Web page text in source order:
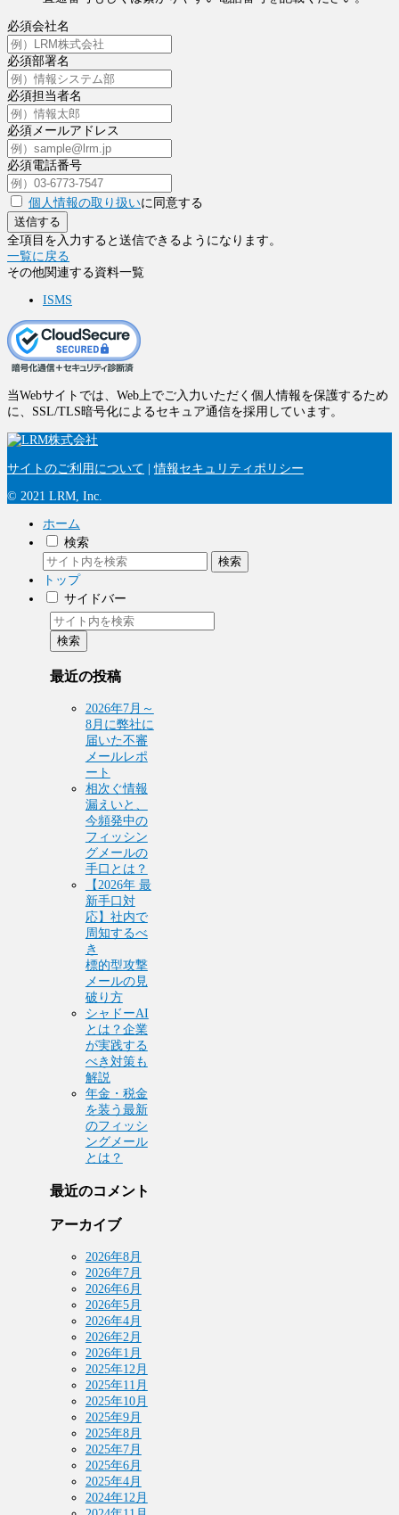
必須会社名
必須部署名
必須担当者名
必須 メールアドレス
必須電話番号
個人情報の取り扱いに同意する
送信する
全項目を入力すると送信できるようになります。
一覧に戻る
その他関連する資料一覧
ISMS
当Webサイトでは、Web上でご入力いただく個人情報を保護するため
に、SSL/TLS暗号化によるセキュア通信を採用しています。
サイトのご利用について |情報セキュリティポリシー
© 2021 LRM, Inc.
ホーム
検索
検索
トップ
サイドバー
検索
最近の投稿
2026年7月～
8月に弊社に
届いた不審
メールレポ
ート
相次ぐ情報
漏えいと、
今頻発中の
フィッシン
グメールの
手口とは？
【2026年 最
新手口対
応】社内で
周知するべ
き
標的型攻撃
メールの見
破り方
シャドーAI
とは？企業
が実践する
べき対策も
解説
年金・税金
を装う最新
のフィッシ
ングメール
とは？
最近のコメント
アーカイブ
2026年8月
2026年7月
2026年6月
2026年5月
2026年4月
2026年2月
2026年1月
2025年12月
2025年11月
2025年10月
2025年9月
2025年8月
2025年7月
2025年6月
2025年4月
2024年12月